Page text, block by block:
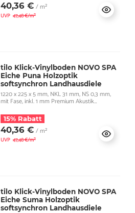
40,36 € / m²
UVP 47,48 €/m²
tilo Klick-Vinylboden NOVO SPA
Eiche Puna Holzoptik
softsynchron Landhausdiele
1220 x 225 x 5 mm, NKL 31 mm, NS 0,3 mm,
mit Fase, inkl. 1 mm Premium Akustik
15% Rabatt
40,36 € / m²
UVP 47,48 €/m²
tilo Klick-Vinylboden NOVO SPA
Eiche Suma Holzoptik
softsynchron Landhausdiele